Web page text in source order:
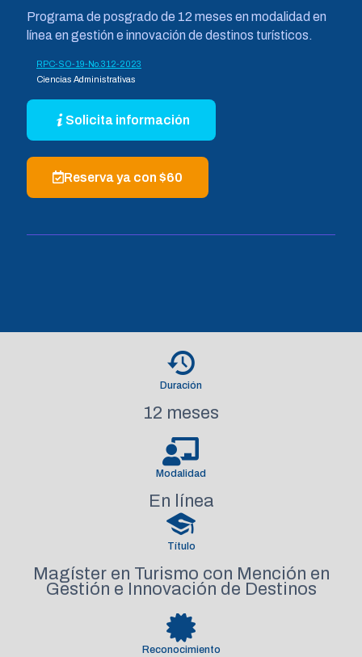
Programa de posgrado de 12 meses en modalidad en
línea en gestión e innovación de destinos turísticos.
RPC-SO-19-No.312-2023
Ciencias Administrativas
Solicita información
Reserva ya con $60
Duración
12 meses
Modalidad
En línea
Título
Magíster en Turismo con Mención en
Gestión e Innovación de Destinos
Reconocimiento